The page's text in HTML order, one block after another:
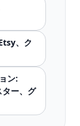
、ク
ン:
ター、グ